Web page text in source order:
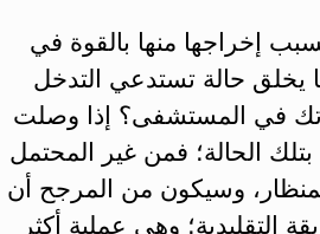
إخراجها منها بالقوة في
يخلق حالة تستدعي التدخل
في المستشفى؟ إذا وصلت
الحالة؛ فمن غير المحتمل
وسيكون من المرجح أن
التقليدية؛ وهي عملية أكثر